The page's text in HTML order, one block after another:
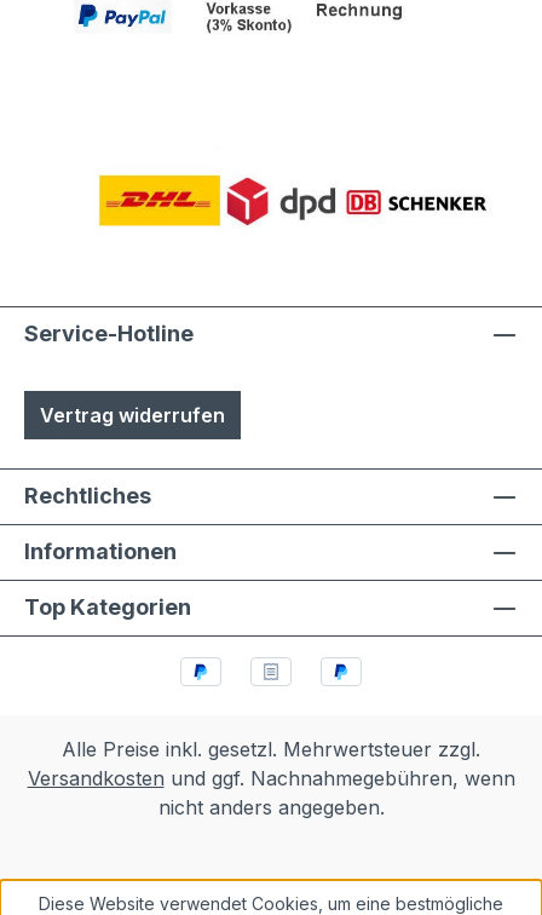
Service-Hotline
Vertrag widerrufen
Rechtliches
Informationen
Top Kategorien
Alle Preise inkl. gesetzl. Mehrwertsteuer zzgl.
Versandkosten und ggf. Nachnahmegebühren, wenn
nicht anders angegeben.
Diese Website verwendet Cookies, um eine bestmögliche